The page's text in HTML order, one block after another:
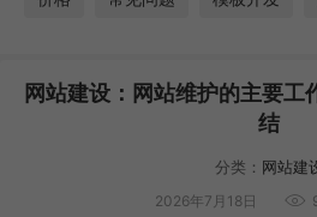
网站建设：网站维护的主要工
结
分类： 网站建
2026年7月18日